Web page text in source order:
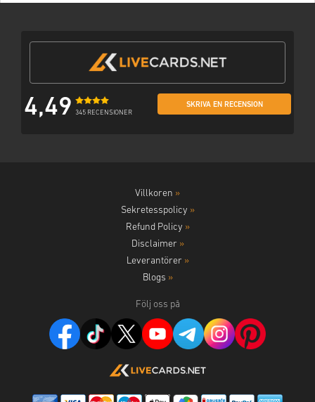
4,49 345 RECENSIONER
SKRIVA EN RECENSION
Villkoren »
Sekretesspolicy »
Refund Policy »
Disclaimer »
Leverantörer »
Blogs »
Följ oss på